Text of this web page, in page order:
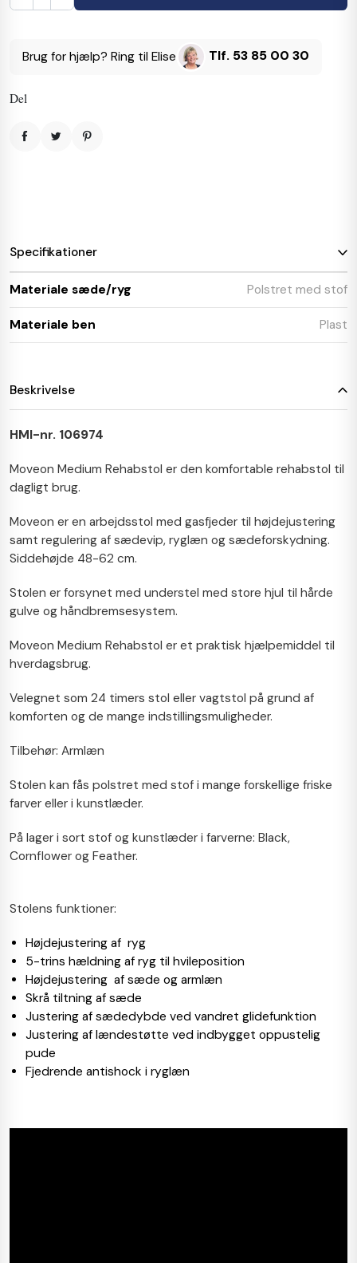
Brug for hjælp? Ring til Elise Tlf. 53 85 00 30
Del
Beskrivelse
HMI-nr. 106974
Moveon Medium Rehabstol er den komfortable rehabstol til
dagligt brug.
Moveon er en arbejdsstol med gasfjeder til højdejustering
samt regulering af sædevip, ryglæn og sædeforskydning.
Siddehøjde 48-62 cm.
Stolen er forsynet med understel med store hjul til hårde
gulve og håndbremsesystem.
Moveon Medium Rehabstol er et praktisk hjælpemiddel til
hverdagsbrug.
Velegnet som 24 timers stol eller vagtstol på grund af
komforten og de mange indstillingsmuligheder.
Tilbehør: Armlæn
Stolen kan fås polstret med stof i mange forskellige friske
farver eller i kunstlæder.
På lager i sort stof og kunstlæder i farverne: Black,
Cornflower og Feather.
Stolens funktioner:
Højdejustering af ryg
5-trins hældning af ryg til hvileposition
Højdejustering af sæde og armlæn
Skrå tiltning af sæde
Justering af sædedybde ved vandret glidefunktion
Justering af lændestøtte ved indbygget oppustelig
pude
Fjedrende antishock i ryglæn
Specifikationer
Materiale sæde/ryg Polstret med stof
Materiale ben Plast